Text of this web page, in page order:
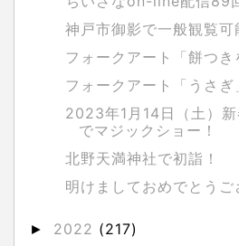
神戸市御影で一般観覧
フォークアート「餅つき
フォークアート「うさぎ
2023年1月14日（土）
でマジックショー！
北野天満神社で初詣！
明けましておめでとうご
► 2022 (217)